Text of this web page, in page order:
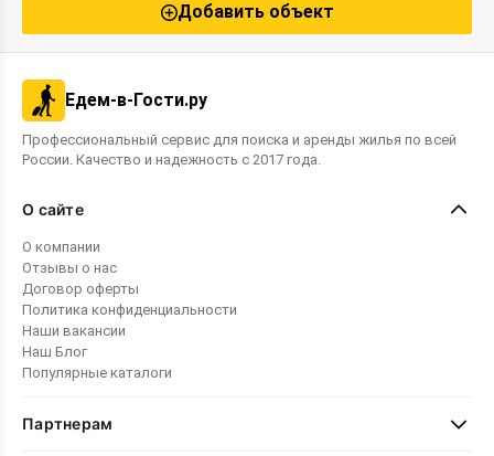
Добавить объект
Едем-в-Гости.ру
Профессиональный сервис для поиска и аренды жилья по всей
России. Качество и надежность с 2017 года.
О сайте
О компании
Отзывы о нас
Договор оферты
Политика конфиденциальности
Наши вакансии
Наш Блог
Популярные каталоги
Партнерам